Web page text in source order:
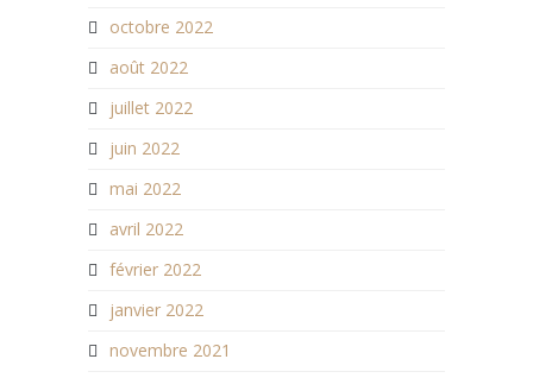
octobre 2022
août 2022
juillet 2022
juin 2022
mai 2022
avril 2022
février 2022
janvier 2022
novembre 2021